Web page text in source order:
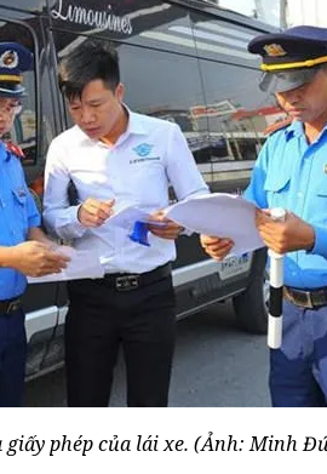
phép của lái xe. (Ảnh: Minh